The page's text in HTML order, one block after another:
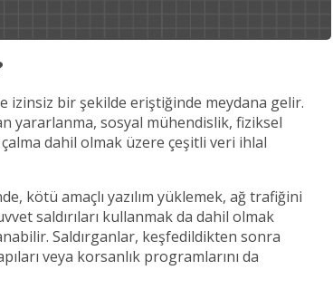
bir şekilde eriştiğinde meydana gelir.
yararlanma, sosyal mühendislik, fiziksel
dahil olmak üzere çeşitli veri ihlal
kötü amaçlı yazılım yüklemek, ağ trafiğini
saldırıları kullanmak da dahil olmak
Saldırganlar, keşfedildikten sonra
veya korsanlık programlarını da